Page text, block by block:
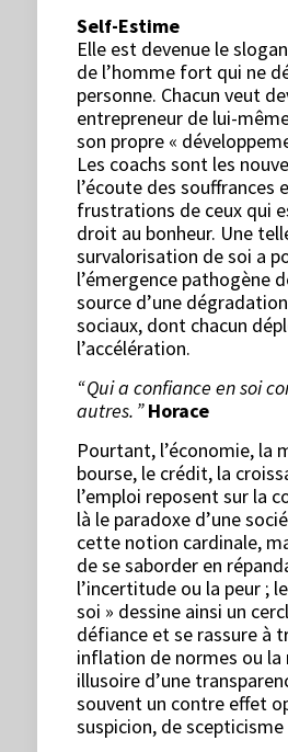
Self-Estime
Elle est devenue le
de l’homme fort qui ne
personne. Chacun veut
entrepreneur de lui-
son propre «
Les coachs sont les
l’écoute des souffrances
frustrations de ceux qui
droit au bonheur. Une
survalorisation de soi a
l’émergence pathogène
source d’une
sociaux, dont chacun
l’accélération.
“ Qui a confiance en soi
autres. ” Horace
Pourtant, l’économie, la
bourse, le crédit, la
l’emploi reposent sur la
là le paradoxe d’une
cette notion cardinale,
de se saborder en
l’incertitude ou la peur ;
soi » dessine ainsi un
défiance et se rassure à
inflation de normes ou la
illusoire d’une
souvent un contre effet
suspicion, de